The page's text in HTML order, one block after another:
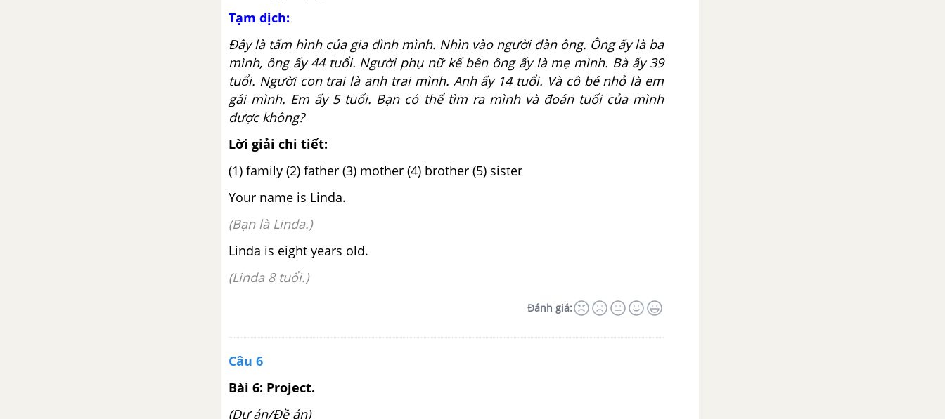
Tạm dịch:
Đây là tấm hình của gia đình mình. Nhìn vào người đàn ông. Ông ấy là ba
mình, ông ấy 44 tuổi. Người phụ nữ kế bên ông ấy là mẹ mình. Bà ấy 39
tuổi. Người con trai là anh trai mình. Anh ấy 14 tuổi. Và cô bé nhỏ là em
gái mình. Em ấy 5 tuổi. Bạn có thể tìm ra mình và đoán tuổi của mình
được không?
Lời giải chi tiết:
(1) family (2) father (3) mother (4) brother (5) sister
Your name is Linda.
(Bạn là Linda.)
Linda is eight years old.
(Linda 8 tuổi.)
Đánh giá:
Câu 6
Bài 6: Project.
(Dự án/Đề án)